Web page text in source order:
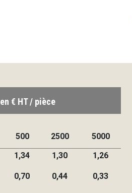
en € HT / pièce
500 2500 5000
1,34 1,30
1,26
0,70 0,44 0,33